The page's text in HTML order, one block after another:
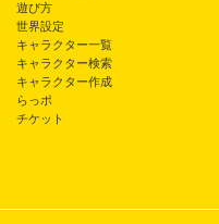
遊び方
世界設定
キャラクター一覧
キャラクター検索
キャラクター作成
らっポ
チケット